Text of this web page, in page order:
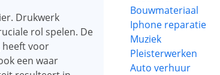
Drukwerk
rol spelen. De
heeft voor
een waar
Bouwmateriaal
Iphone reparatie
Muziek
Pleisterwerken
Auto verhuur